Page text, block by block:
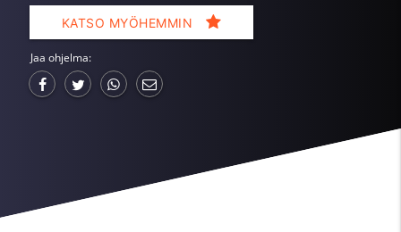
KATSO MYÖHEMMIN
Jaa ohjelma: